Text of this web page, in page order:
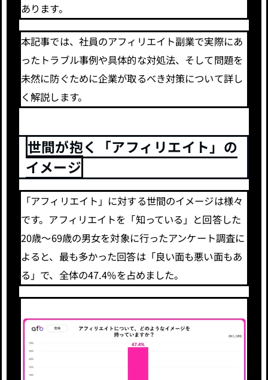
あります。
本記事では、社員のアフィリエイト副業で実際にあ
ったトラブル事例や具体的な対処法、そして問題を
未然に防ぐために企業が取るべき対策について詳し
く解説します。
世間が抱く「アフィリエイト」の
イメージ
「アフィリエイト」に対する世間のイメージは様々
です。アフィリエイトを「知っている」と回答した
20歳〜69歳の男女を対象に行ったアンケート調査に
よると、最も多かった回答は「良い面も悪い面もあ
る」で、全体の47.4%を占めました。